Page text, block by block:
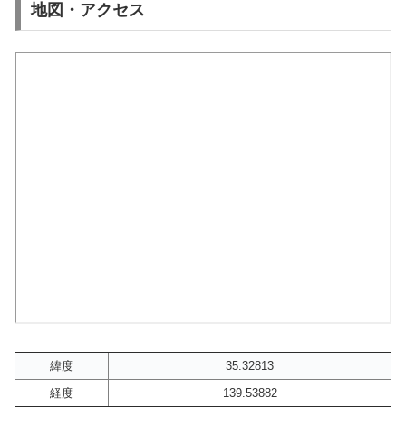
地図・アクセス
緯度
35.32813
経度
139.53882